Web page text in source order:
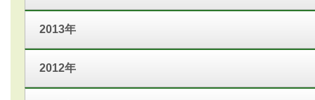
2013年
2012年